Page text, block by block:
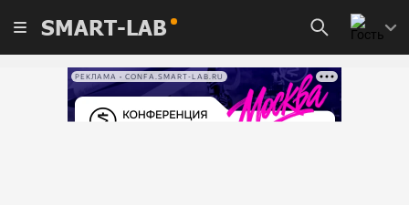
SMART-LAB
РЕКЛАМА • CONFA.SMART-LAB.RU